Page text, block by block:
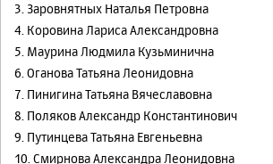
3. Заровнятных Наталья Петровна
4. Коровина Лариса Александровна
5. Маурина Людмила Кузьминична
6. Оганова Татьяна Леонидовна
7. Пинигина Татьяна Вячеславовна
8. Поляков Александр Константинович
9. Путинцева Татьяна Евгеньевна
10. Смирнова Александра Леонидовна